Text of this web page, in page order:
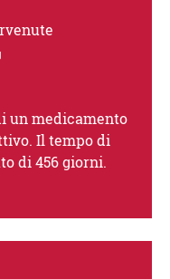
un medicamento
Il tempo di
di 456 giorni.